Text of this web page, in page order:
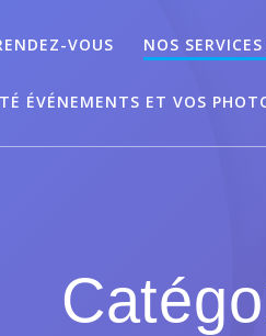
VOUS NOS SERVICES
ÉVÉNEMENTS ET VOS